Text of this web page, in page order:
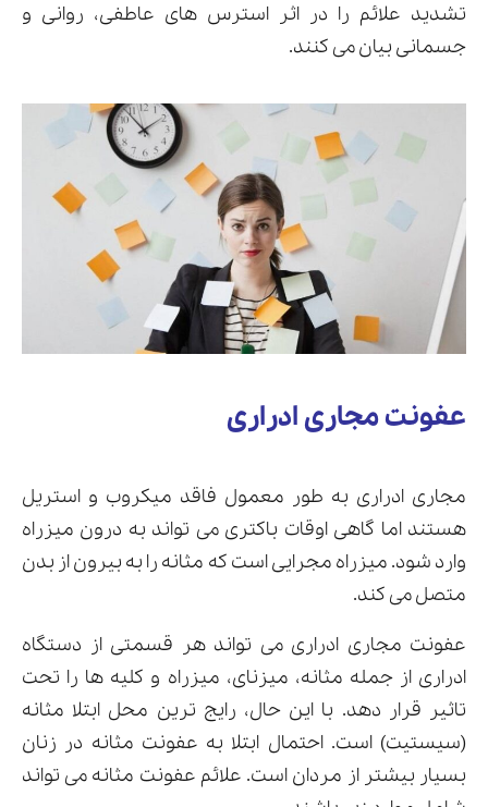
تشدید علائم را در اثر استرس های عاطفی، روانی و
جسمانی بیان می کنند.
عفونت مجاری ادراری
مجاری ادراری به طور معمول فاقد میکروب و استریل
هستند اما گاهی اوقات باکتری می تواند به درون میزراه
وارد شود. میزراه مجرایی است که مثانه را به بیرون از بدن
متصل می کند.
عفونت مجاری ادراری می تواند هر قسمتی از دستگاه
ادراری از جمله مثانه، میزنای، میزراه و کلیه ها را تحت
تاثیر قرار دهد. با این حال، رایج ترین محل ابتلا مثانه
(سیستیت) است. احتمال ابتلا به عفونت مثانه در زنان
بسیار بیشتر از مردان است. علائم عفونت مثانه می تواند